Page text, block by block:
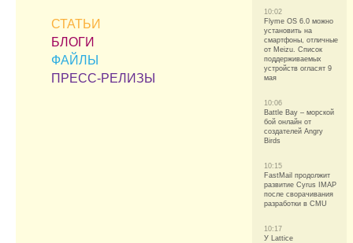
СТАТЬИ
БЛОГИ
ФАЙЛЫ
ПРЕСС-РЕЛИЗЫ
10:02
Flyme OS 6.0 можно
установить на
смартфоны, отличные
от Meizu. Список
поддерживаемых
устройств огласят 9
мая
10:06
Battle Bay – морской
бой онлайн от
создателей Angry
Birds
10:15
FastMail продолжит
развитие Cyrus IMAP
после сворачивания
разработки в CMU
10:17
У Lattice